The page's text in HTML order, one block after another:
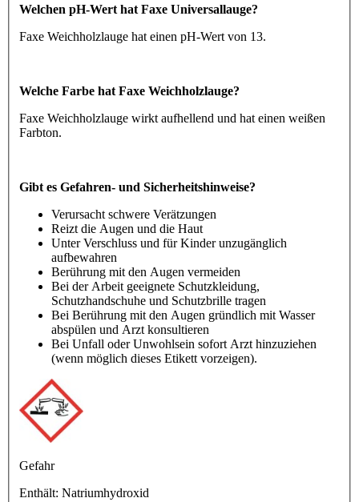
Welchen pH-Wert hat Faxe Universallauge?
Faxe Weichholzlauge hat einen pH-Wert von 13.
Welche Farbe hat Faxe Weichholzlauge?
Faxe Weichholzlauge wirkt aufhellend und hat einen weißen
Farbton.
Gibt es Gefahren- und Sicherheitshinweise?
Verursacht schwere Verätzungen
Reizt die Augen und die Haut
Unter Verschluss und für Kinder unzugänglich
aufbewahren
Berührung mit den Augen vermeiden
Bei der Arbeit geeignete Schutzkleidung,
Schutzhandschuhe und Schutzbrille tragen
Bei Berührung mit den Augen gründlich mit Wasser
abspülen und Arzt konsultieren
Bei Unfall oder Unwohlsein sofort Arzt hinzuziehen
(wenn möglich dieses Etikett vorzeigen).
Gefahr
Enthält: Natriumhydroxid